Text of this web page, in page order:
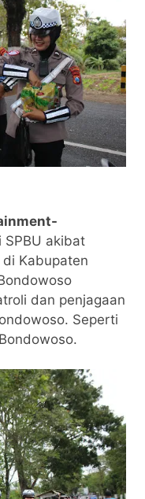
SPBU akibat
Kabupaten
dan penjagaan
Seperti